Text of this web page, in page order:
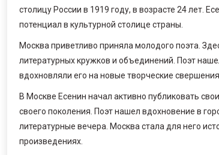
столицу России в 1919 году, в возрасте 24 лет.
потенциал в культурной столице страны.
Москва приветливо приняла молодого поэта.
литературных кружков и объединений. Поэт
вдохновляли его на новые творческие свершения.
В Москве Есенин начал активно публиковать
своего поколения. Поэт нашел вдохновение в
литературные вечера. Москва стала для него
произведениях.